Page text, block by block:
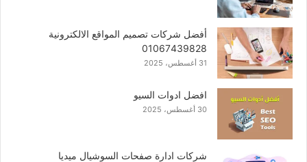
أفضل شركات تصميم المواقع الالكترونية
01067439828
31 أغسطس، 2025
افضل ادوات السيو
30 أغسطس، 2025
شركات ادارة صفحات السوشيال ميديا